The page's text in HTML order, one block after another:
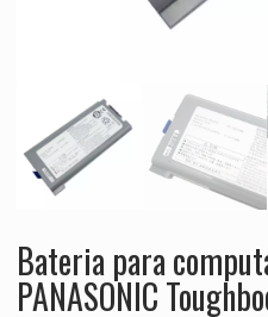
Bateria para
PANASONIC